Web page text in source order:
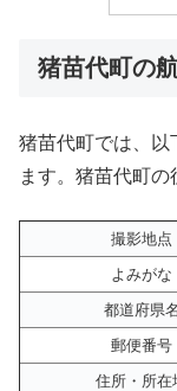
猪苗代町の
猪苗代町では、以
ます。猪苗代町の
撮影地点
よみがな
都道府県名
郵便番号
住所・所在